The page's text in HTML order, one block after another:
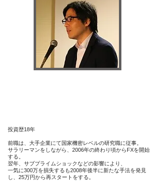
投資歴18年
前職は、大手企業にて国家機密レベルの研究職に従事。
サラリーマンをしながら、2006年の終わり頃からFXを開始
する。
翌年、サブプライムショックなどの影響により、
一気に300万を損失するも2008年後半に新たな手法を発見
し、25万円から再スタートをする。